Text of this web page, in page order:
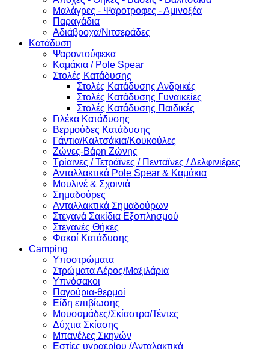
Μαλάγρες - Ψαροτροφες - Αμινοξέα
Παραγάδια
Αδιάβροχα/Νιτσεράδες
Κατάδυση
Ψαροντούφεκα
Καμάκια / Pole Spear
Στολές Κατάδυσης
Στολές Κατάδυσης Ανδρικές
Στολές Κατάδυσης Γυναικείες
Στολές Κατάδυσης Παιδικές
Γιλέκα Κατάδυσης
Βερμούδες Κατάδυσης
Γάντια/Καλτσάκια/Κουκούλες
Ζώνες-Βάρη Ζώνης
Τρίαινες / Τετράϊνες / Πενταϊνες / Δελφινιέρες
Ανταλλακτικά Pole Spear & Καμάκια
Μουλινέ & Σχοινιά
Σημαδούρες
Ανταλλακτικά Σημαδούρων
Στεγανά Σακίδια Εξοπλησμού
Στεγανές Θήκες
Φακοί Κατάδυσης
Camping
Υποστρώματα
Στρώματα Αέρος/Μαξιλάρια
Υπνόσακοι
Παγούρια-θερμοί
Είδη επιβίωσης
Μουσαμάδες/Σκίαστρα/Τέντες
Δύχτια Σκίασης
Μπανέλες Σκηνών
Εστίες υγραερίου /Ανταλακτικά